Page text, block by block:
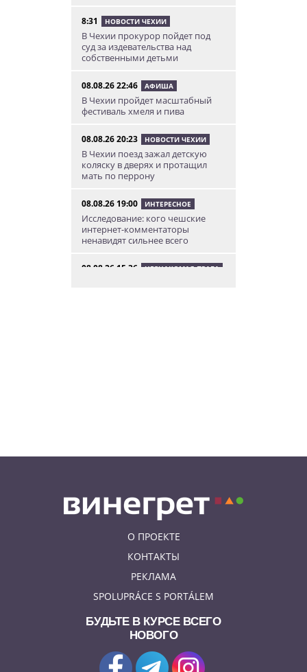
8:31 НОВОСТИ ЧЕХИИ
В Чехии прокурор пойдет под
суд за издевательства над
собственными детьми
08.08.26 22:46 АФИША
В Чехии пройдет масштабный
фестиваль хмеля и пива
08.08.26 20:23 НОВОСТИ ЧЕХИИ
В Чехии поезд зажал детскую
коляску в дверях и протащил
мать по перрону
08.08.26 19:00 ИНТЕРЕСНОЕ
Исследование: кого чешские
интернет-комментаторы
ненавидят сильнее всего
08.08.26 15:36 НЕЗНАКОМАЯ ПРАГА
О ПРОЕКТЕ
КОНТАКТЫ
РЕКЛАМА
SPOLUPRÁCE S PORTÁLEM
БУДЬТЕ В КУРСЕ ВСЕГО
НОВОГО